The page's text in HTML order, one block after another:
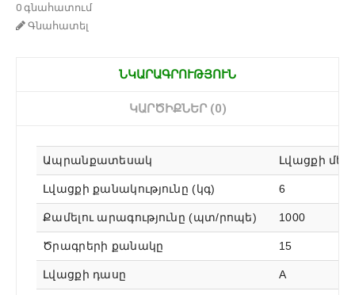
0 գնահատում
Գնահատել
ՆԿԱՐԱԳՐՈՒԹՅՈՒՆ
ԿԱՐԾԻՔՆԵՐ (0)
Ապրանքատեսակ Լվացքի
Լվացքի քանակությունը (կգ) 6
Քամելու արագությունը (պտ/րոպե) 1000
Ծրագրերի քանակը 15
Լվացքի դասը А